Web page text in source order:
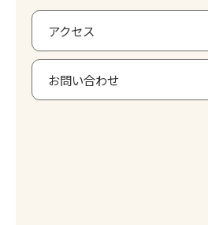
アクセス
お問い合わせ